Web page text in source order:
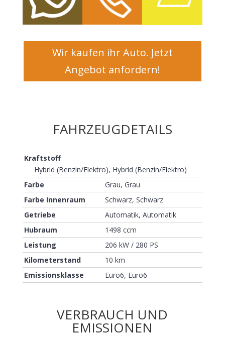
Wir kaufen ihr Auto. Jetzt
Angebot anfordern!
FAHRZEUGDETAILS
Kraftstoff
Hybrid (Benzin/Elektro), Hybrid (Benzin/Elektro)
Farbe
Grau, Grau
Farbe Innenraum
Schwarz, Schwarz
Getriebe
Automatik, Automatik
Hubraum
1498 ccm
Leistung
206 kW / 280 PS
Kilometerstand
10 km
Emissionsklasse
Euro6, Euro6
VERBRAUCH UND
EMISSIONEN